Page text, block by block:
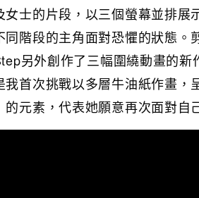
士的片段，以三個螢幕並排展
階段的主角面對恐懼的狀態。
另外創作了三幅圍繞動畫的新
首次挑戰以多層牛油紙作畫，
元素，代表她願意再次面對自